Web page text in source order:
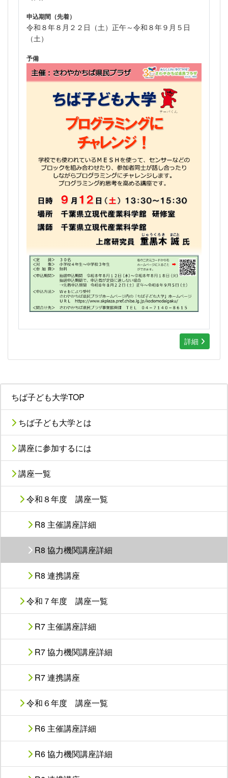
ちば子ども大学TOP
ちば子ども大学とは
講座に参加するには
講座一覧
令和８年度 講座一覧
R8 主催講座詳細
R8 協力機関講座詳細
R8 連携講座
令和７年度 講座一覧
R7 主催講座詳細
R7 協力機関講座詳細
R7 連携講座
令和６年度 講座一覧
R6 主催講座詳細
R6 協力機関講座詳細
申込期間（先着）
令和８年８月２２日（土）正午～令和８年９月５日
（土）
予備
詳細